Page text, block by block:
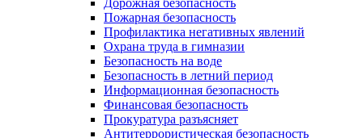
Дорожная безопасность
Пожарная безопасность
Профилактика негативных явлений
Охрана труда в гимназии
Безопасность на воде
Безопасность в летний период
Информационная безопасность
Финансовая безопасность
Прокуратура разъясняет
Антитеррористическая безопасность